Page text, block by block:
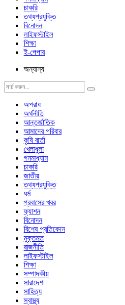
চাকরি
তথ্যপ্রযুক্তি
বিনোদন
লাইফস্টাইল
শিক্ষা
ই-পেপার
অন্যান্য
অপরাধ
অর্থনীতি
আন্তর্জাতিক
আমাদের পরিবার
কৃষি বার্তা
খেলাধুলা
গনমাধ্যাম
চাকরি
জাতীয়
তথ্যপ্রযুক্তি
ধর্ম
প্রবাসের খবর
ফ্যাশন
বিনোদন
বিশেষ প্রতিবেদন
মুক্তমত
রাজনীতি
লাইফস্টাইল
শিক্ষা
সম্পাদকীয়
সারাদেশ
সাহিত্য
স্বাস্থ্য